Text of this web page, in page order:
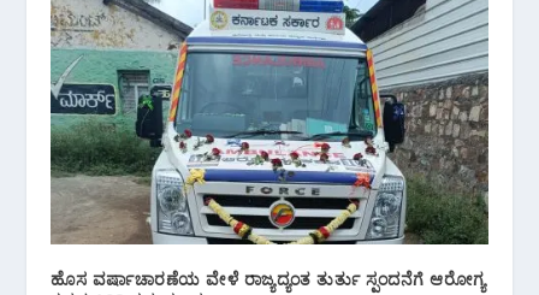
ಹೊಸ ವರ್ಷಾಚಾರಣೆಯ ವೇಳೆ ರಾಜ್ಯದ್ಯಂತ ತುರ್ತು ಸ್ಪಂದನೆಗೆ ಆರೋಗ್ಯ